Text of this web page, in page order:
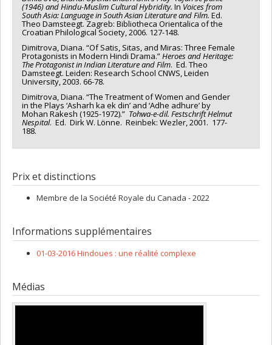
(1946) and Hindu-Muslim Cultural Hybridity. InVoices from
South Asia:Language in South Asian Literature and Film. Ed.
Theo Damsteegt. Zagreb: Bibliotheca Orientalica of the
Croatian Philological Society, 2006. 127-148.
Dimitrova, Diana. “Of Satis, Sitas, and Miras: Three Female
Protagonists in Modern Hindi Drama.”Heroes and Heritage:
The Protagonist in Indian Literature and Film. Ed. Theo
Damsteegt. Leiden: Research School CNWS, Leiden
University, 2003. 66-78.
Dimitrova, Diana. “The Treatment of Women and Gender
in the Plays ‘Asharh ka ek din’ and ‘Adhe adhure’ by
Mohan Rakesh (1925-1972).” Tohwa-e-dil. Festschrift Helmut
Nespital. Ed. Dirk W. Lönne. Reinbek: Wezler, 2001. 177-
188.
Prix et distinctions
Membre de la Société Royale du Canada - 2022
Informations supplémentaires
01-03-2016 Hindoues : une réalité complexe
Médias